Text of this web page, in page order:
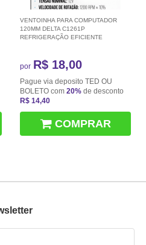
VENTOINHA PARA COMPUTADOR
120MM DELTA C1261P
REFRIGERAÇÃO EFICIENTE
por R$ 18,00
Pague via deposito TED OU
BOLETO com 20% de desconto
R$ 14,40
COMPRAR